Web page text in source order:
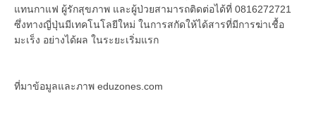
แทนกาแฟ ผู้รักสุขภาพ และผู้ป่วยสามารถติดต่อได้ที่ 0816272721
ซึ่งทางญี่ปุ่นมีเทคโนโลยีใหม่ ในการสกัดให้ได้สารที่มีการฆ่าเชื้อ
มะเร็ง อย่างได้ผล ในระยะเริ่มแรก
ที่มาข้อมูลและภาพ eduzones.com